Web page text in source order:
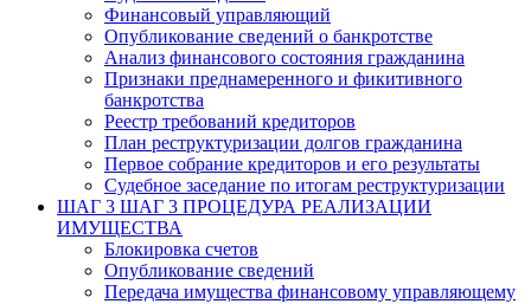
Финансовый управляющий
Опубликование сведений о банкротстве
Анализ финансового состояния гражданина
Признаки преднамеренного и фикитивного
банкротства
Реестр требований кредиторов
План реструктуризации долгов гражданина
Первое собрание кредиторов и его результаты
Судебное заседание по итогам реструктуризации
ШАГ 3 ШАГ 3 ПРОЦЕДУРА РЕАЛИЗАЦИИ
ИМУЩЕСТВА
Блокировка счетов
Опубликование сведений
Передача имущества финансовому управляющему